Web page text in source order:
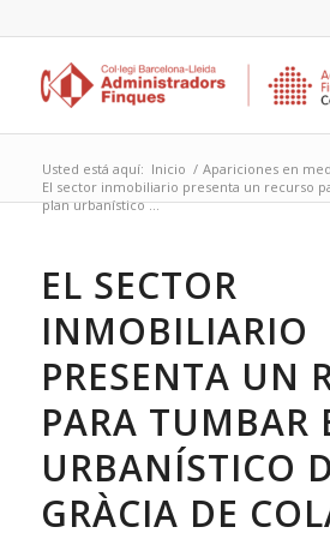
Usted está aquí: Inicio / Apariciones en
El sector inmobiliario presenta un recurso
plan urbanístico ...
EL SECTOR
INMOBILIARIO
PRESENTA UN
PARA TUMBAR
URBANÍSTICO
GRÀCIA DE